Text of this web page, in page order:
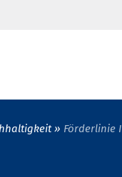
Förderlinie I